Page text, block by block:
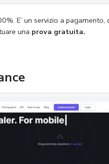
E’ un servizio a pagamento,
una prova gratuita.